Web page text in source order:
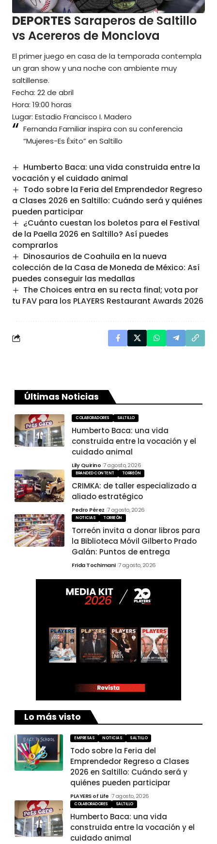
DEPORTES Saraperos de Saltillo
vs Acereros de Monclova
El primer juego en casa de la temporada contempla
un gran show y una noche con ambiente muy
saltillense.
Fecha: 22 de abril
Hora: 19:00 horas
Lugar: Estadio Francisco I. Madero
Fernanda Familiar inspira con su conferencia
“Mujeres-Es Éxito” en Saltillo
Humberto Baca: una vida construida entre la
vocación y el cuidado animal
Todo sobre la Feria del Emprendedor Regreso
a Clases 2026 en Saltillo: Cuándo será y quiénes
pueden participar
¿Cuánto cuestan los boletos para el Festival
de la Paella 2026 en Saltillo? Así puedes
comprarlos
Dinosaurios de Coahuila en la nueva
colección de la Casa de Moneda de México: Así
puedes conseguir las medallas
The Choices entra en su recta final; vota por
tu FAV para los PLAYERS Restaurant Awards 2026
Últimas Noticias
COLABORADORES SALTILLO
Humberto Baca: una vida
construida entre la vocación y el
cuidado animal
Lily Quirino 7 agosto, 2026
BRANDED CONTENT TORREÓN
CRIMKA: de taller especializado a
aliado estratégico
Pedro Pérez 7 agosto, 2026
NOTICIAS TORREÓN
Torreón invita a donar libros para
la Biblioteca Móvil Gilberto Prado
Galán: Puntos de entrega
Frida Tochimani 7 agosto, 2026
Lo más visto
EMPRESAS NOTICIAS SALTILLO
Todo sobre la Feria del
Emprendedor Regreso a Clases
2026 en Saltillo: Cuándo será y
quiénes pueden participar
PLAYERS of Life 7 agosto, 2026
COLABORADORES SALTILLO
Humberto Baca: una vida
construida entre la vocación y el
cuidado animal